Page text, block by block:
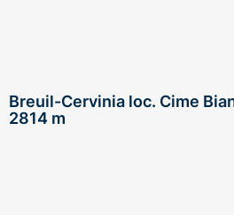
Breuil-Cervinia loc. Cime
2814 m